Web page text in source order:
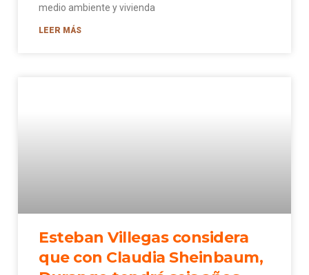
medio ambiente y vivienda
LEER MÁS
Esteban Villegas considera
que con Claudia Sheinbaum,